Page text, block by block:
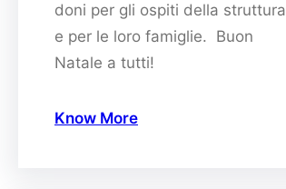
doni per gli ospiti della struttura
e per le loro famiglie. Buon
Natale a tutti!
Know More